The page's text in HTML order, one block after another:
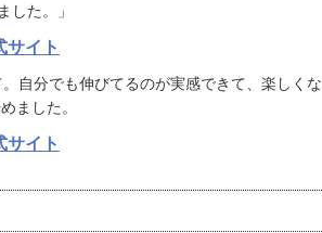
した。」
サイト
自分でも伸びてるのが実感できて、楽しくな
ました。
サイト